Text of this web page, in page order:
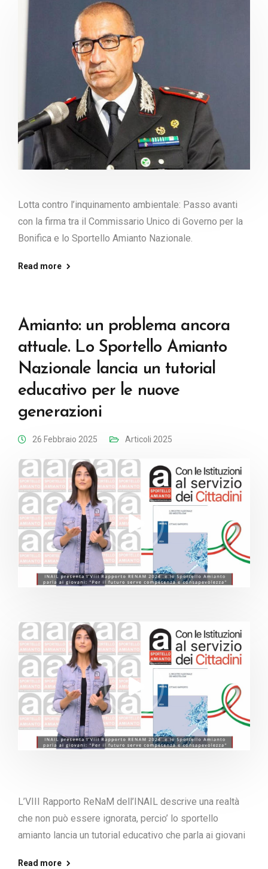
Lotta contro l’inquinamento ambientale: Passo avanti
con la firma tra il Commissario Unico di Governo per la
Bonifica e lo Sportello Amianto Nazionale.
Read more
Amianto: un problema ancora
attuale. Lo Sportello Amianto
Nazionale lancia un tutorial
educativo per le nuove
generazioni
26 Febbraio 2025 Articoli 2025
L’VIII Rapporto ReNaM dell’INAIL descrive una realtà
che non può essere ignorata, percio’ lo sportello
amianto lancia un tutorial educativo che parla ai giovani
Read more